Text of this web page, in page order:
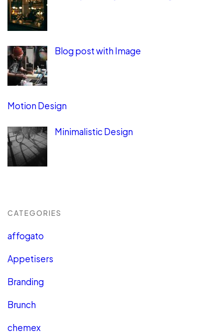
Blog post with Image
Motion Design
Minimalistic Design
CATEGORIES
affogato
Appetisers
Branding
Brunch
chemex